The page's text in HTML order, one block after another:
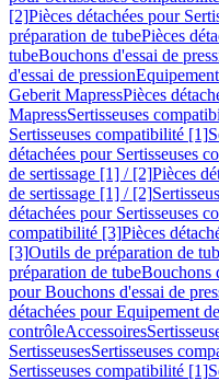
[2]Pièces détachées pour
préparation de tubePièces
tubeBouchons d'essai de
d'essai de pression
Geberit MapressPièces
MapressSertisseuses
Sertisseuses compatibilité [1]
détachées pour Sertisseuses
de sertissage [1] / [2]Pièces
de sertissage [1] / [2]
détachées pour Sertisseuses
compatibilité [3]Pièces
[3]Outils de préparation de
préparation de tubeBouchons
pour Bouchons d'essai de
détachées pour Equipement de
contrôleAccessoires
SertisseusesSertisseuses
Sertisseuses compatibilité [1]